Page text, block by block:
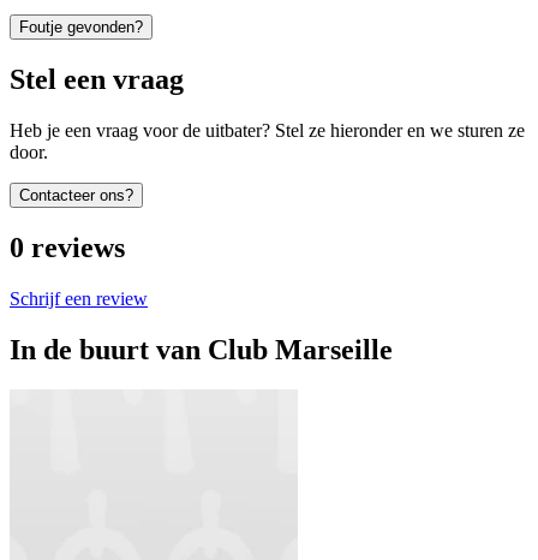
Foutje gevonden?
Stel een vraag
Heb je een vraag voor de uitbater? Stel ze hieronder en we sturen ze
door.
Contacteer ons?
0 reviews
Schrijf een review
In de buurt van Club Marseille